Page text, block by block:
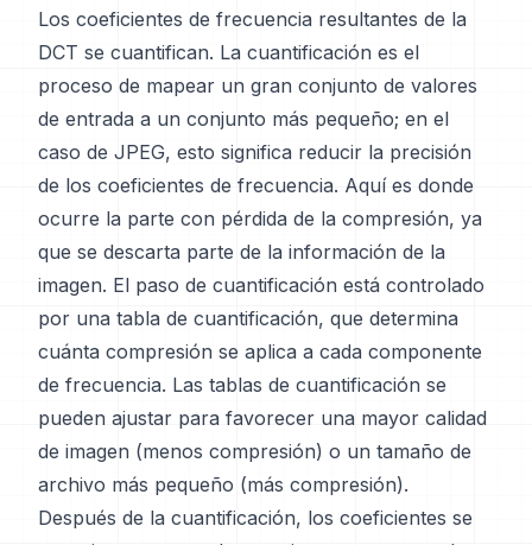
Los coeficientes de frecuencia resultantes de la
DCT se cuantifican. La cuantificación es el
proceso de mapear un gran conjunto de valores
de entrada a un conjunto más pequeño; en el
caso de JPEG, esto significa reducir la precisión
de los coeficientes de frecuencia. Aquí es donde
ocurre la parte con pérdida de la compresión, ya
que se descarta parte de la información de la
imagen. El paso de cuantificación está controlado
por una tabla de cuantificación, que determina
cuánta compresión se aplica a cada componente
de frecuencia. Las tablas de cuantificación se
pueden ajustar para favorecer una mayor calidad
de imagen (menos compresión) o un tamaño de
archivo más pequeño (más compresión).
Después de la cuantificación, los coeficientes se